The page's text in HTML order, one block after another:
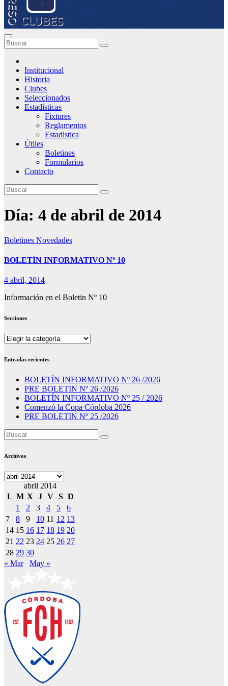
Institucional
Historia
Clubes
Seleccionados
Estadísticas
Fixtures
Reglamentos
Estadistica
Útiles
Boletines
Formularios
Contacto
Día: 4 de abril de 2014
Boletines Novedades
BOLETÍN INFORMATIVO Nº 10
4 abril, 2014
Información en el Boletin Nº 10
Secciones
Secciones
Entradas recientes
BOLETÍN INFORMATIVO Nº 26 /2026
PRE BOLETIN Nº 26 /2026
BOLETÍN INFORMATIVO Nº 25 / 2026
Comenzó la Copa Córdoba 2026
PRE BOLETIN Nº 25 /2026
Archivos
Archivos
abril 2014
L M X J V S D
1
2 3 4 5
6
7
8 9 10 11 12 13
14 15 16 17 18 19 20
21 22 23 24 25 26 27
28 29 30
« Mar
May »